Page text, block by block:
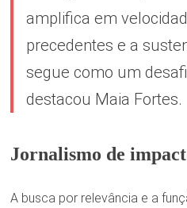
amplifica em
precedentes e a
segue como um
destacou Maia Fortes.
Jornalismo de
A busca por relevância e a